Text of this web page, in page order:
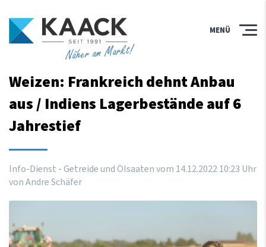
Näher am Markt!
MENÜ
Weizen: Frankreich dehnt Anbau
aus / Indiens Lagerbestände auf 6
Jahrestief
Info-Dienst - Getreide und Ölsaaten vom 14.12.202210:23 Uhr
von Andre Schäfer